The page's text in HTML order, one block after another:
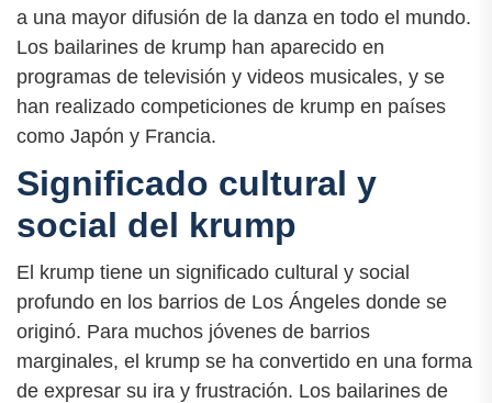
a una mayor difusión de la danza en todo el mundo.
Los bailarines de krump han aparecido en
programas de televisión y videos musicales, y se
han realizado competiciones de krump en países
como Japón y Francia.
Significado cultural y
social del krump
El krump tiene un significado cultural y social
profundo en los barrios de Los Ángeles donde se
originó. Para muchos jóvenes de barrios
marginales, el krump se ha convertido en una forma
de expresar su ira y frustración. Los bailarines de